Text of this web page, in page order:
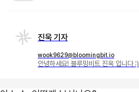
진욱 기자
wook9629@bloomingbit.io
안녕하세요! 블루밍비트 진욱 입니다 :)